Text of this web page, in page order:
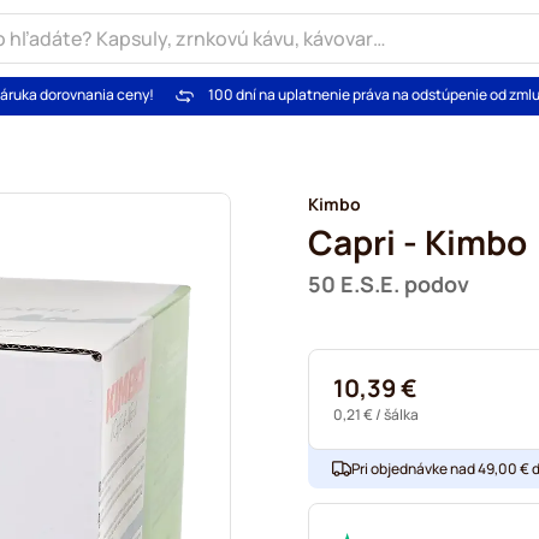
dorovnania ceny! 100 dní na uplatnenie práva na odstúpenie od
Kimbo
Capri - Kimbo
50 E.S.E. podov
10,39 €
0,21 €/ šálka
Pri objednávke nad 49,00 €